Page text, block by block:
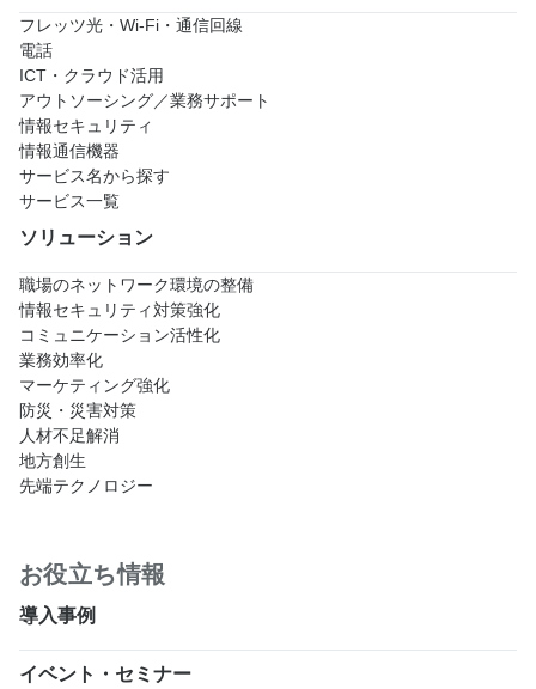
フレッツ光・Wi-Fi・通信回線
電話
ICT・クラウド活用
アウトソーシング／業務サポート
情報セキュリティ
情報通信機器
サービス名から探す
サービス一覧
ソリューション
職場のネットワーク環境の整備
情報セキュリティ対策強化
コミュニケーション活性化
業務効率化
マーケティング強化
防災・災害対策
人材不足解消
地方創生
先端テクノロジー
お役立ち情報
導入事例
イベント・セミナー